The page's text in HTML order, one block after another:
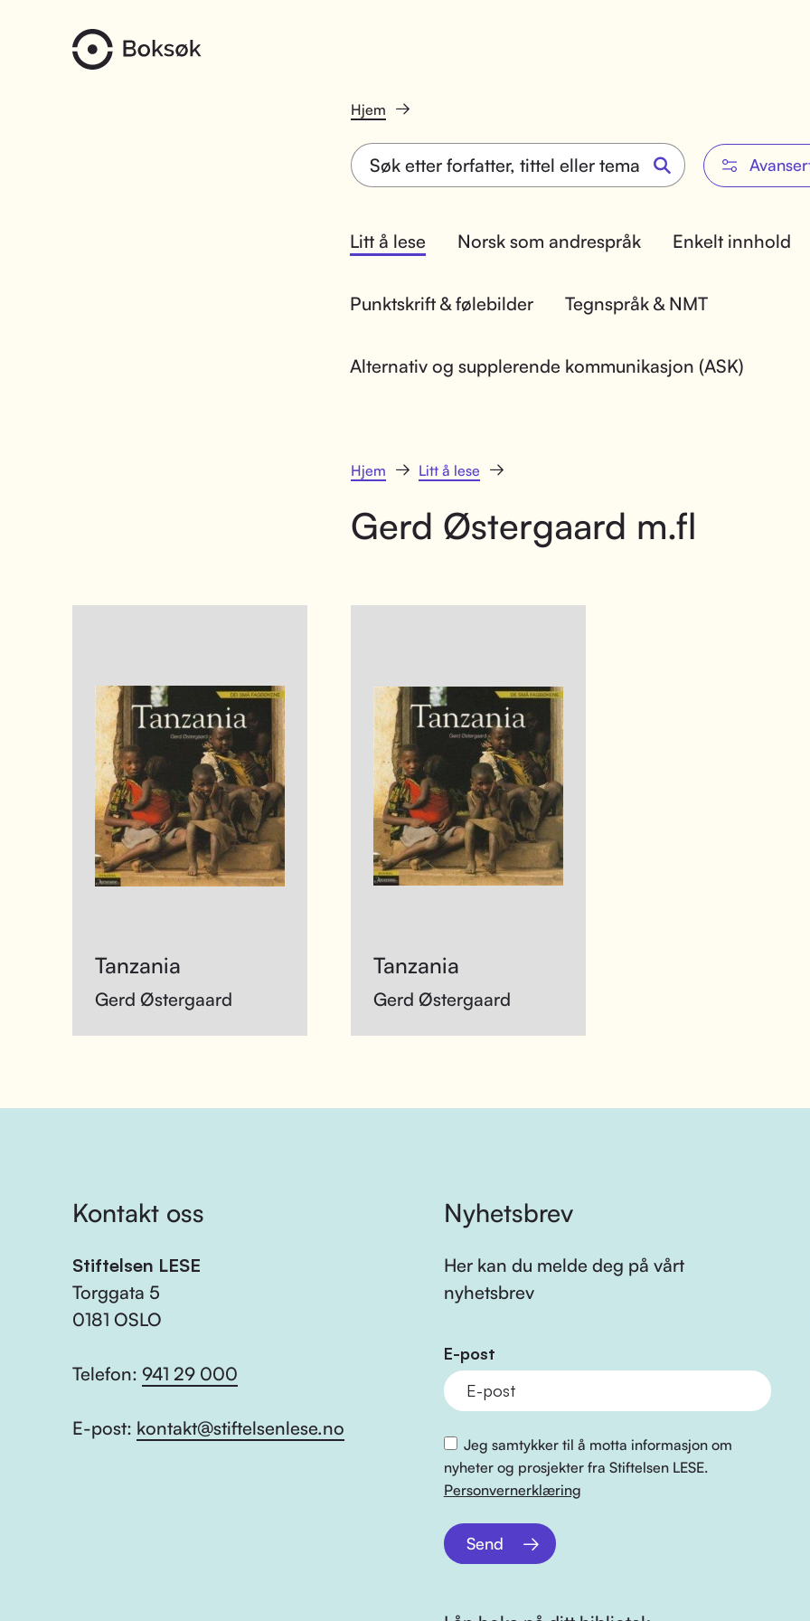
Hjem
Litt å lese Norsk som andrespråk Enkelt innhold
Punktskrift & følebilder Tegnspråk & NMT
Alternativ og supplerende kommunikasjon (ASK)
Hjem Litt å lese
Gerd Østergaard m.fl
Tanzania
Gerd Østergaard
Tanzania
Gerd Østergaard
Kontakt oss
Stiftelsen LESE
Torggata 5
0181 OSLO
Telefon: 941 29 000
E-post: kontakt@stiftelsenlese.no
Nyhetsbrev
Her kan du melde deg på vårt
nyhetsbrev
E-post
Jeg samtykker til å motta informasjon om
nyheter og prosjekter fra Stiftelsen LESE.
Personvernerklæring
Send